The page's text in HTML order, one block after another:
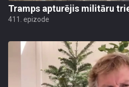
Tramps apturējis militāru
411. epizode